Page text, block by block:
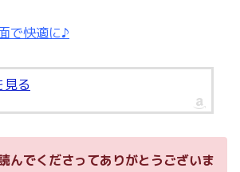
で快適に♪
見る
んでくださってありがとうございま